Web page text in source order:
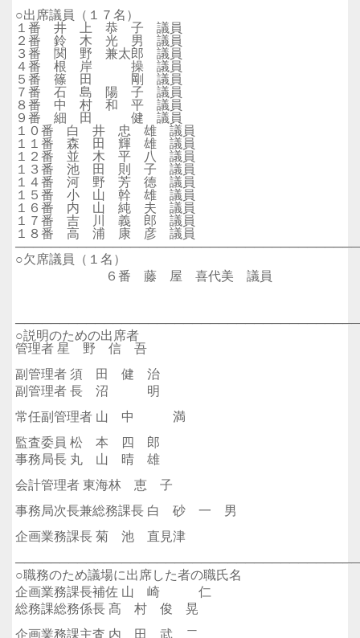
○出席議員（１７名）
１番 井 上 恭 子 議員
２番 鈴 木 光 男 議員
３番 関 野 兼太郎 議員
４番 根 岸 操 議員
５番 篠 田 剛 議員
７番 石 島 陽 子 議員
８番 中 村 和 平 議員
９番 細 田 健 議員
１０番 白 井 忠 雄 議員
１１番 森 田 輝 雄 議員
１２番 並 木 平 八 議員
１３番 池 田 則 子 議員
１４番 河 野 芳 徳 議員
１５番 小 山 幹 雄 議員
１６番 内 山 純 夫 議員
１７番 吉 川 義 郎 議員
１８番 高 浦 康 彦 議員
○欠席議員（１名）
６番 藤 屋 喜代美 議員
○説明のための出席者
管理者 星 野 信 吾
副管理者 須 田 健 治
副管理者 長 沼 明
常任副管理者 山 中 満
監査委員 松 本 四 郎
事務局長 丸 山 晴 雄
会計管理者 東海林 恵 子
事務局次長兼総務課長 白 砂 一 男
企画業務課長 菊 池 直見津
○職務のため議場に出席した者の職氏名
企画業務課長補佐 山 崎 仁
総務課総務係長 髙 村 俊 晃
企画業務課主査 内 田 武 二